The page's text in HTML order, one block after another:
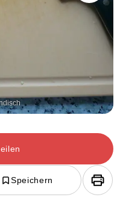
Speichern